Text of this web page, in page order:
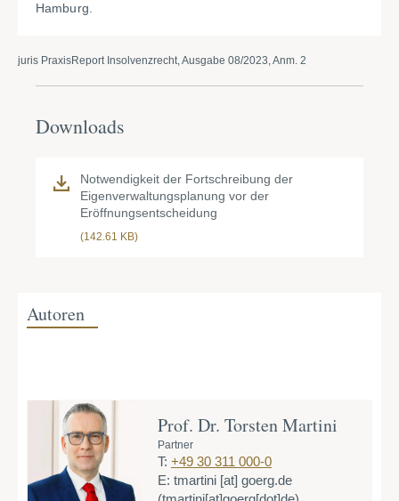
Hamburg.
juris PraxisReport Insolvenzrecht, Ausgabe 08/2023, Anm. 2
Downloads
Notwendigkeit der Fortschreibung der
Eigenverwaltungsplanung vor der
Eröffnungsentscheidung
(142.61 KB)
Autoren
Prof. Dr. Torsten Martini
Partner
T: +49 30 311 000-0
E: tmartini [at] goerg.de